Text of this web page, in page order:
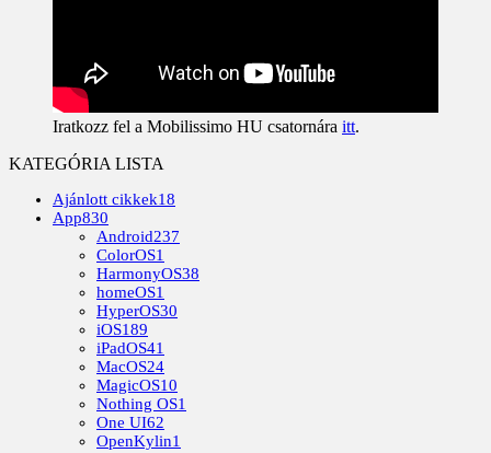
Iratkozz fel a Mobilissimo HU csatornára itt.
KATEGÓRIA LISTA
Ajánlott cikkek18
App830
Android237
ColorOS1
HarmonyOS38
homeOS1
HyperOS30
iOS189
iPadOS41
MacOS24
MagicOS10
Nothing OS1
One UI62
OpenKylin1